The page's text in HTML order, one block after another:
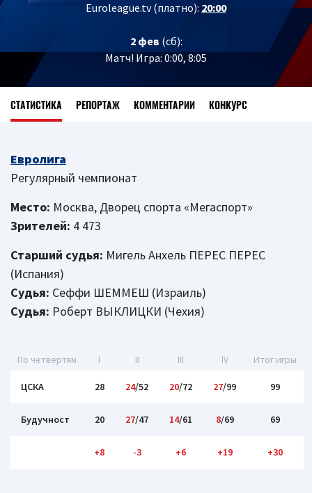
Euroleague.tv (платно): 20:00
2 фев (сб):
Матч! Игра: 0:00, 8:05
СТАТИСТИКА РЕПОРТАЖ КОММЕНТАРИИ КОНКУРС
Евролига
Регулярный чемпионат
Место: Москва, Дворец спорта «Мегаспорт»
Зрителей: 4 473
Старший судья: Мигель Анхель ПЕРЕC ПЕРЕC
(Испания)
Судья: Сеффи ШЕММЕШ (Израиль)
Судья: Роберт ВЫКЛИЦКИ (Чехия)
По четвертям I II III IV Итог игры
ЦСКА 28 24/52 20/72 27/99 99
Будучност 20 27/47 14/61 8/69 69
+8 -3 +6 +19 +30